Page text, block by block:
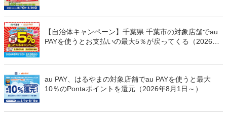
【自治体キャンペーン】千葉県 千葉市の対象店舗でau
PAYを使うとお支払いの最大5％が戻ってくる（2026年
au PAY、はるやまの対象店舗でau PAYを使うと最大
10％のPontaポイントを還元（2026年8月1日～）